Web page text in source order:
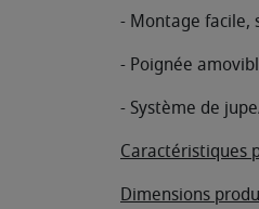
- Montage facile,
- Poignée
- Système de
Caractéristiques
Dimensions